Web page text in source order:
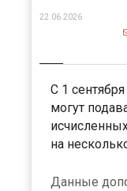
22.06.2026
С 1
могут
на
Данные